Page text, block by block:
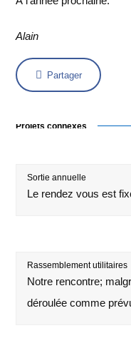
Alain
Partager
Projets connexes
Sortie annuelle
Le rendez vous est
Rassemblement utilitaires
Notre rencontre;
déroulée comme